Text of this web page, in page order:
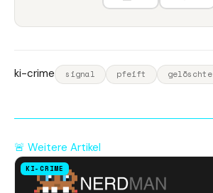
ki-crime signal pfeift gelöschte
🚨 Weitere Artikel
KI-CRIME